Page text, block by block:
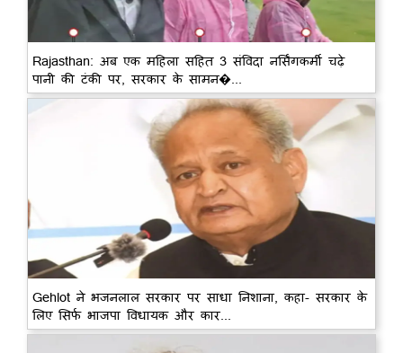
Rajasthan: अब एक महिला सहित 3 संविदा नर्सिंगकर्मी चढ़े
पानी की टंकी पर, सरकार के सामन�...
Gehlot ने भजनलाल सरकार पर साधा निशाना, कहा- सरकार के
लिए सिर्फ भाजपा विधायक और कार...